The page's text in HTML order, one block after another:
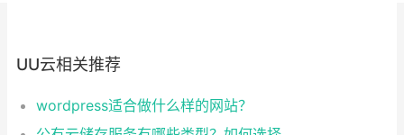
UU云相关推荐
wordpress适合做什么样的网站？